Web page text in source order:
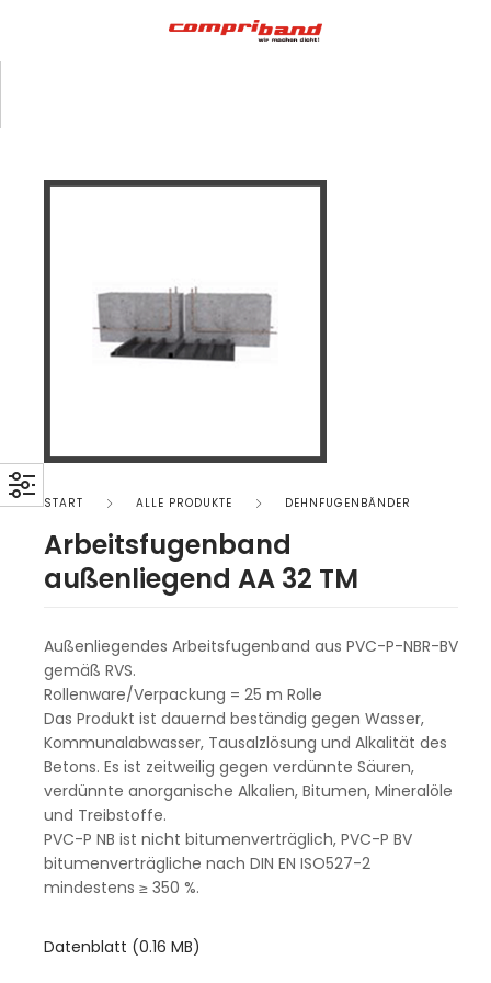
START ALLE PRODUKTE DEHNFUGENBÄNDER
Arbeitsfugenband
außenliegend AA 32 TM
Außenliegendes Arbeitsfugenband aus PVC-P-NBR-BV
gemäß RVS.
Rollenware/Verpackung = 25 m Rolle
Das Produkt ist dauernd beständig gegen Wasser,
Kommunalabwasser, Tausalzlösung und Alkalität des
Betons. Es ist zeitweilig gegen verdünnte Säuren,
verdünnte anorganische Alkalien, Bitumen, Mineralöle
und Treibstoffe.
PVC-P NB ist nicht bitumenverträglich, PVC-P BV
bitumenverträgliche nach DIN EN ISO527-2
mindestens ≥ 350 %.
Datenblatt (0.16 MB)